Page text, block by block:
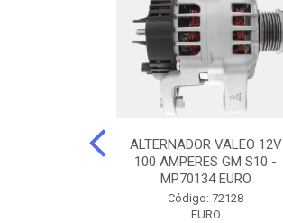
ALTERNADOR VALEO 12V
100 AMPERES GM S10 -
MP70134 EURO
Código: 72128
EURO